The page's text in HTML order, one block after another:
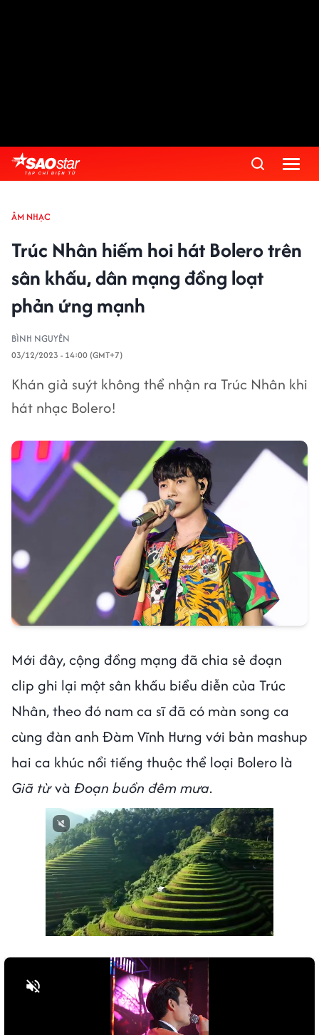
ÂM NHẠC
Trúc Nhân hiếm hoi hát Bolero trên
sân khấu, dân mạng đồng loạt
phản ứng mạnh
BÌNH NGUYÊN
03/12/2023 - 14:00 (GMT+7)
Khán giả suýt không thể nhận ra Trúc Nhân khi
hát nhạc Bolero!
Mới đây, cộng đồng mạng đã chia sẻ đoạn
clip ghi lại một sân khấu biểu diễn của Trúc
Nhân, theo đó nam ca sĩ đã có màn song ca
cùng đàn anh Đàm Vĩnh Hưng với bản mashup
hai ca khúc nổi tiếng thuộc thể loại Bolero là
Giã từvà Đoạn buồn đêm mưa.